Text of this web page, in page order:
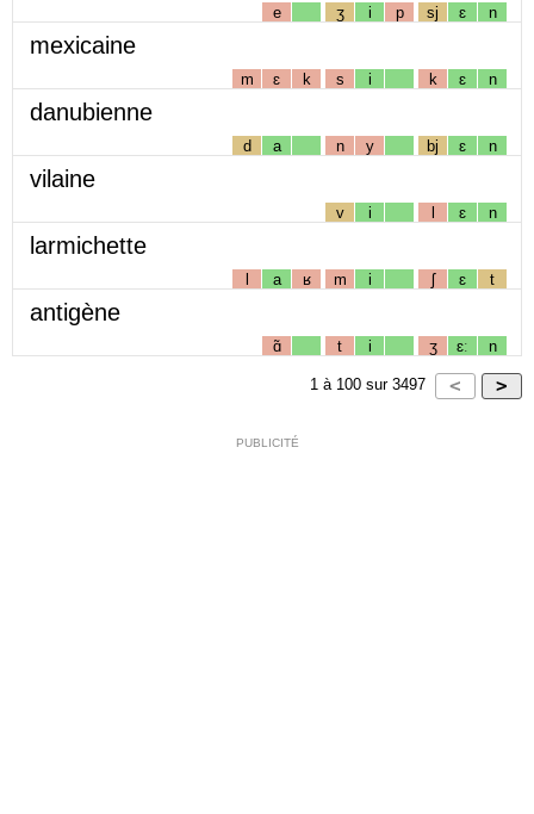
e ʒ i p sj ɛ n
mexicaine
m ɛ k s i k ɛ n
danubienne
d a n y bj ɛ n
vilaine
v i l ɛ n
larmichette
l a ʁ m i ʃ ɛ t
antigène
ɑ̃ t i ʒ ɛː n
1 à 100 sur 3497
PUBLICITÉ